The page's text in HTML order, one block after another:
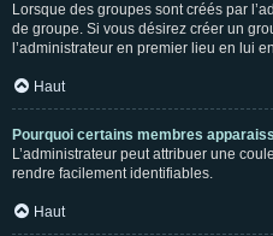
Lorsque des groupes sont créés par
de groupe. Si vous désirez créer un
l’administrateur en premier lieu en lui
Haut
Pourquoi certains membres
L’administrateur peut attribuer une
rendre facilement identifiables.
Haut